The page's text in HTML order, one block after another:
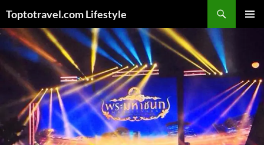
content
Toptotravel.com Lifestyle